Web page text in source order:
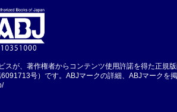
スが、著作権者からコンテンツ使用許諾を得た正規
号）です。ABJマークの詳細、ABJマークを